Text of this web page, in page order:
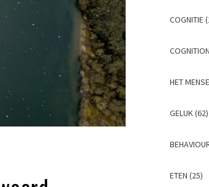
COGNITIE
HET
GELUK (62)
ETEN (25)